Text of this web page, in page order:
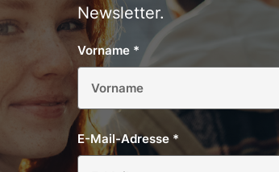
Newsletter.
Vorname *
E-Mail-Adresse *